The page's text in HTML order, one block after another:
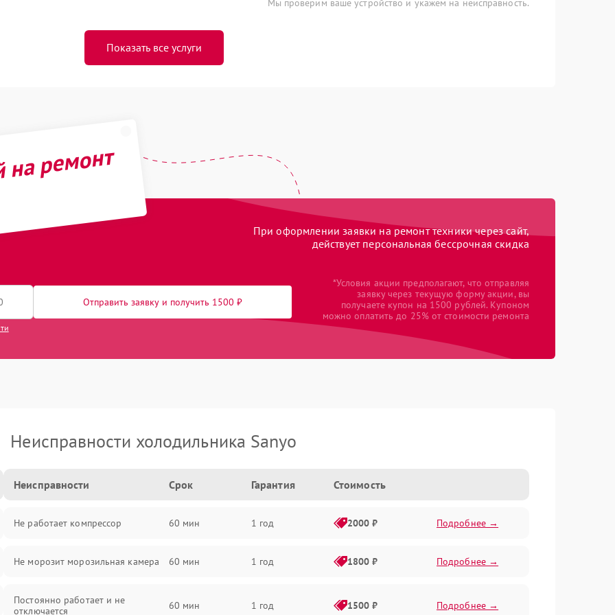
Мы проверим ваше устройство и укажем на неисправность.
Показать все услуги
ремонт
При оформлении заявки на ремонт техники через сайт,
действует персональная бессрочная скидка
Отправить заявку и получить 1500 ₽
*Условия акции предполагают, что отправляя
заявку через текущую форму акции, вы
получаете купон на 1500 рублей. Купоном
можно оплатить до 25% от стоимости ремонта
Неисправности холодильника Sanyo
Неисправности Срок Гарантия Стоимость
Не работает компрессор 60 мин 1 год 2000 ₽ Подробнее →
Не морозит морозильная камера 60 мин 1 год 1800 ₽ Подробнее →
Постоянно работает и не
отключается
60 мин 1 год 1500 ₽ Подробнее →